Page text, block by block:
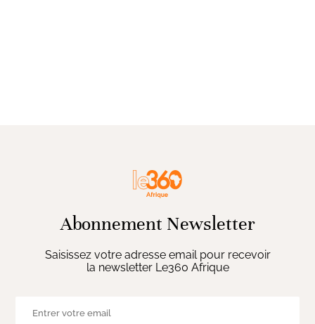
Abonnement Newsletter
Saisissez votre adresse email pour recevoir
la newsletter Le360 Afrique